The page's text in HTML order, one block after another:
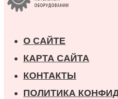
О САЙТЕ
КАРТА САЙТА
КОНТАКТЫ
ПОЛИТИКА